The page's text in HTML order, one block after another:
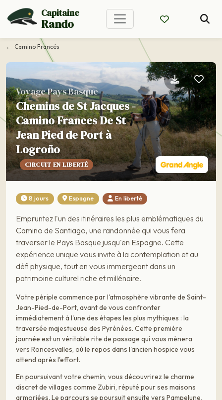
Capitaine
Rando
Camino Francés
Voyage Pays Basque
Chemins de St Jacques -
Camino Frances De St
Jean Pied de Port à
Logroño
CIRCUIT EN LIBERTÉ
8 jours Espagne En liberté
Empruntez l'un des itinéraires les plus emblématiques du
Camino de Santiago, une randonnée qui vous fera
traverser le Pays Basque jusqu'en Espagne. Cette
expérience unique vous invite à la contemplation et au
défi physique, tout en vous immergeant dans un
patrimoine culturel riche et millénaire.
Votre périple commence par l'atmosphère vibrante de Saint-
Jean-Pied-de-Port, avant de vous confronter
immédiatement à l'une des étapes les plus mythiques : la
traversée majestueuse des Pyrénées. Cette première
journée est un véritable rite de passage qui vous mènera
vers Roncesvalles, où le repos dans l'ancien hospice vous
attend après l'effort.
En poursuivant votre chemin, vous découvrirez le charme
discret de villages comme Zubiri, réputé pour ses maisons
armoriées. Le parcours se poursuit ensuite vers Pampelune,